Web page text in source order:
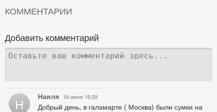
КОММЕНТАРИИ
Добавить комментарий
Н Наиля 16 июня 19:29
Добрый день, в галамарте ( Москва) были сумки на